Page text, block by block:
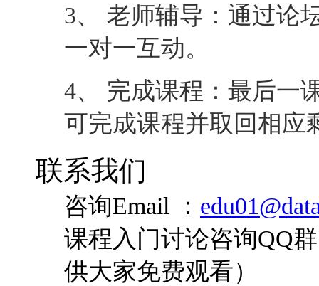
3、 老师辅导：通过论
一对一互动。
4、 完成课程：最后一
可完成课程并取回相应
联系我们
咨询Email ：
课程入门讨论咨询QQ
供大家免费观看）